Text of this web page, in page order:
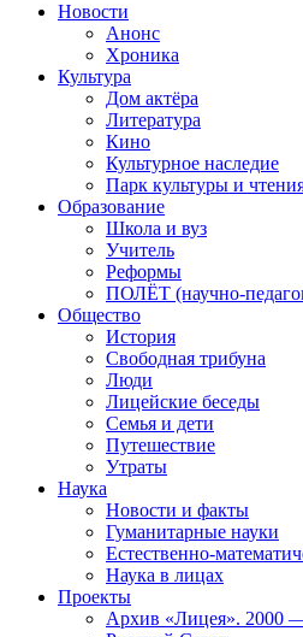
Новости
Анонс
Хроника
Культура
Дом актёра
Литература
Кино
Культурное наследие
Парк культуры и
Образование
Школа и вуз
Учитель
Реформы
ПОЛЁТ (научно-
Общество
История
Свободная трибуна
Люди
Лицейские беседы
Семья и дети
Путешествие
Утраты
Наука
Новости и факты
Гуманитарные науки
Естественно-
Наука в лицах
Проекты
Архив «Лицея». 2000